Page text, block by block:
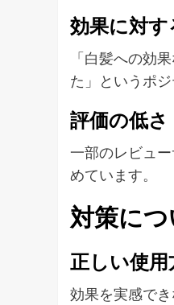
効果に対
「白髪への効
た」というポ
評価の低さ
一部のレビュ
めています。
対策に
正しい使用
効果を実感で